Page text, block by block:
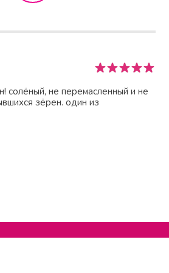
солёный, не перемасленный и не
зёрен. один из